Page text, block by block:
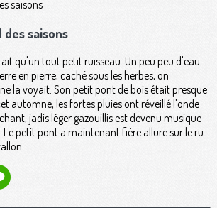
saisons
qu'un tout petit ruisseau. Un peu peu d'eau
en pierre, caché sous les herbes, on
la voyait. Son petit pont de bois était presque
automne, les fortes pluies ont réveillé l'onde
jadis léger gazouillis est devenu musique
petit pont a maintenant fière allure sur le ru